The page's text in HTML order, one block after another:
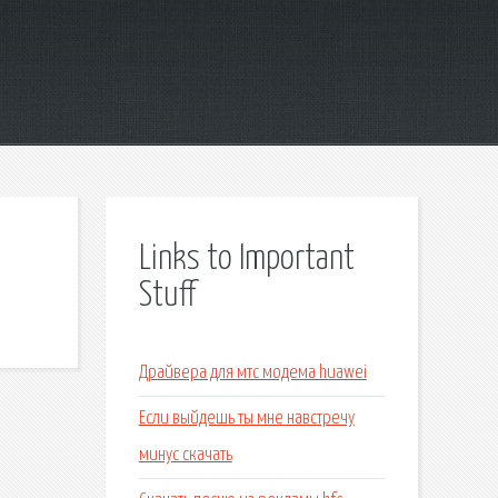
Links to Important
Stuff
Драйвера для мтс модема huawei
Если выйдешь ты мне навстречу
минус скачать